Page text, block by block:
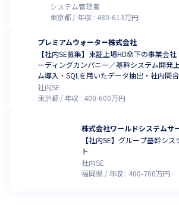
システム管理者
東京都
年収 : 480-613万円
プレミアムウォーター株式会社
【社内SE募集】東証上場HD傘下の事業会
ーディングカンパニー／基幹システム開発
ム導入・SQLを用いたデータ抽出・社内問
応をお願いします
社内SE
東京都
年収 : 400-600万円
株式会社ワールドシステムサ
【社内SE】グループ基幹シ
ト
社内SE
福岡県
年収 : 400-700万円